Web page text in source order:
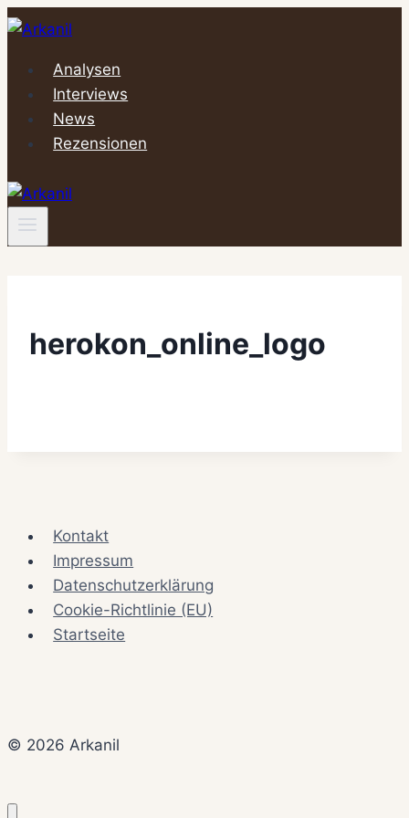
Zum
springenAnalysen
Interviews
News
Rezensionen
herokon_online_logo
Kontakt
Impressum
Datenschutzerklärung
Cookie-Richtlinie (EU)
Startseite
© 2026 Arkanil